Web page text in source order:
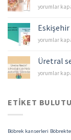
Böbrek
Kanserleri
için
yorumlar
Eskişehir
hastanesi
üroloji
doktorları
yorumlar
Üretral
Üretral
yorumlar
ETIKET BULUTU
Böbrek kanserleri